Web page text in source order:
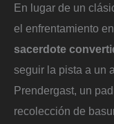
En lugar de un
el enfrentamiento
sacerdote
seguir la pista a un
Prendergast, un
recolección de